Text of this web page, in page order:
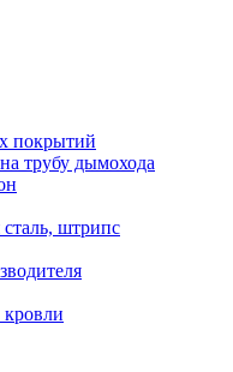
покрытий
трубу дымохода
штрипс